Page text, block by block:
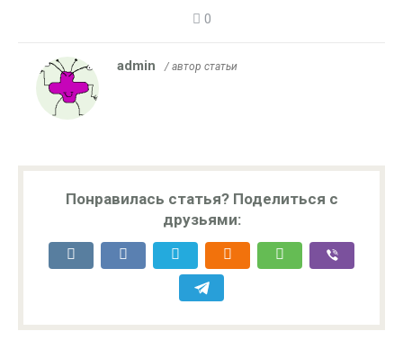
0
admin / автор статьи
Понравилась статья? Поделиться с
друзьями: